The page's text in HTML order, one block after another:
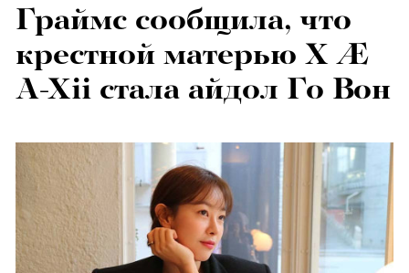
Граймс сообщила, что
крестной матерью X Æ
A-Xii стала айдол Го Вон